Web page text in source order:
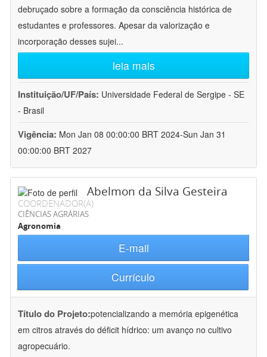
debruçado sobre a formação da consciência histórica de
estudantes e professores. Apesar da valorização e
incorporação desses sujei...
leia mais
Instituição/UF/País: Universidade Federal de Sergipe - SE
- Brasil
Vigência: Mon Jan 08 00:00:00 BRT 2024-Sun Jan 31
00:00:00 BRT 2027
Abelmon da Silva Gesteira
COORDENADOR(A)
CIÊNCIAS AGRÁRIAS
Agronomia
E-mail
Currículo
Título do Projeto:potencializando a memória epigenética
em citros através do déficit hídrico: um avanço no cultivo
agropecuário.